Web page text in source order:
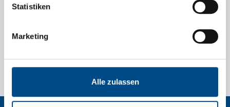
Statistiken
Marketing
Alle zulassen